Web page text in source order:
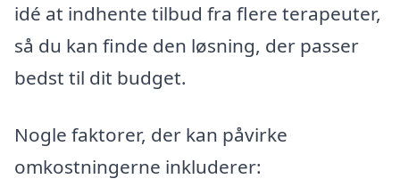
idé at indhente tilbud fra flere terapeuter,
så du kan finde den løsning, der passer
bedst til dit budget.
Nogle faktorer, der kan påvirke
omkostningerne inkluderer: